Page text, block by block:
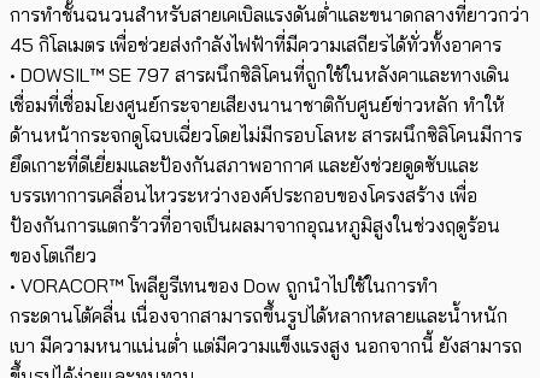
การทำชั้นฉนวนสำหรับสายเคเบิลแรงดันต่ำและขนาดกลางที่ยาวกว่า
45 กิโลเมตร เพื่อช่วยส่งกำลังไฟฟ้าที่มีความเสถียรได้ทั่วทั้งอาคาร
• DOWSIL™ SE 797 สารผนึกซิลิโคนที่ถูกใช้ในหลังคาและทางเดิน
เชื่อมที่เชื่อมโยงศูนย์กระจายเสียงนานาชาติกับศูนย์ข่าวหลัก ทำให้
ด้านหน้ากระจกดูโฉบเฉี่ยวโดยไม่มีกรอบโลหะ สารผนึกซิลิโคนมีการ
ยึดเกาะที่ดีเยี่ยมและป้องกันสภาพอากาศ และยังช่วยดูดซับและ
บรรเทาการเคลื่อนไหวระหว่างองค์ประกอบของโครงสร้าง เพื่อ
ป้องกันการแตกร้าวที่อาจเป็นผลมาจากอุณหภูมิสูงในช่วงฤดูร้อน
ของโตเกียว
• VORACOR™ โพลียูรีเทนของ Dow ถูกนำไปใช้ในการทำ
กระดานโต้คลื่น เนื่องจากสามารถขึ้นรูปได้หลากหลายและน้ำหนัก
เบา มีความหนาแน่นต่ำ แต่มีความแข็งแรงสูง นอกจากนี้ ยังสามารถ